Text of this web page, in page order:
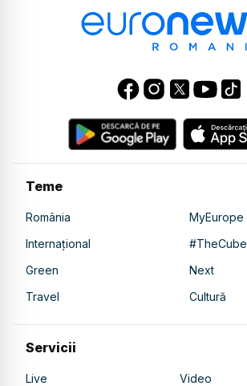
Teme
România
MyEurope
Internațional
#TheCube
Green
Next
Travel
Cultură
Servicii
Live
Video